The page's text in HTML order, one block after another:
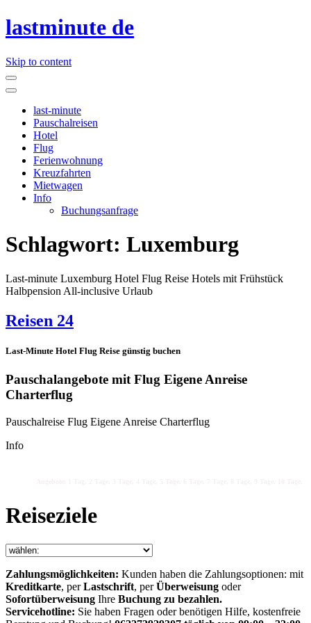
lastminute de
Skip to content
last-minute
Pauschalreisen
Hotel
Flug
Ferienwohnung
Kreuzfahrten
Mietwagen
Info
Buchungsanfrage
Schlagwort: Luxemburg
Last-minute Luxemburg Hotel Flug Reise Hotels mit Frühstück
Halbpension All-inclusive Urlaub
Reisen 24
Last-Minute Hotel Flug Reise günstig buchen
Pauschalangebote mit Flug Eigene Anreise
Charterflug
Pauschalreise Flug Eigene Anreise Charterflug
Info
Reiseziele
Zahlungsmöglichkeiten: Kunden haben die Zahlungsoptionen: mit
Kreditkarte, perLastschrift, perÜberweisung oder
Sofortüberweisung Ihre Buchung zu bezahlen.
Servicehotline: Sie haben Fragen oder benötigen Hilfe, kostenfreie